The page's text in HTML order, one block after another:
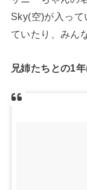
Sky(空)が入っ
ていたり、みん
兄姉たちとの1